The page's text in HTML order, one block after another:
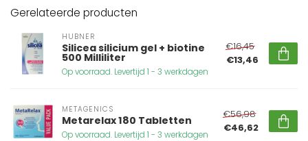
Gerelateerde producten
HUBNER
Silicea silicium gel + biotine
500 Milliliter
Op voorraad. Levertijd 1 - 3 werkdagen
€16,45
€13,46
METAGENICS
Metarelax 180 Tabletten
Op voorraad. Levertijd 1 - 3 werkdagen
€56,98
€46,62